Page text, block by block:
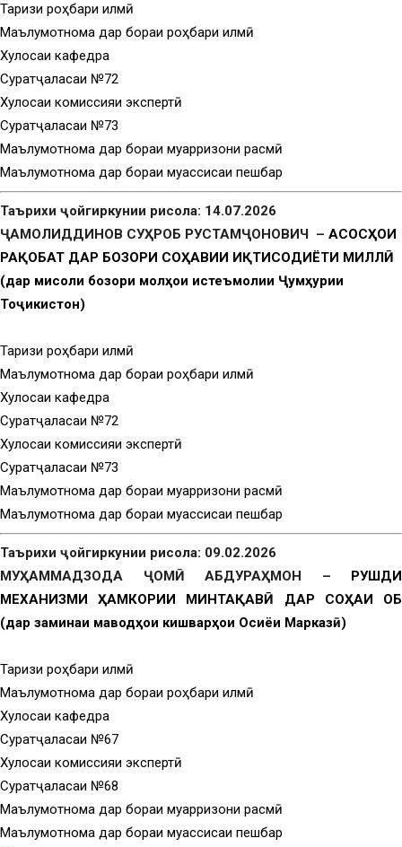
Тақризи роҳбари илмӣ
Маълумотнома дар бораи роҳбари илмӣ
Хулосаи кафедра
Суратҷаласаи №72
Хулосаи комиссияи экспертӣ
Суратҷаласаи №73
Маълумотнома дар бораи муқарризони расмӣ
Маълумотнома дар бораи муассисаи пешбар
Таърихи ҷойгиркунии рисола: 14.07.2026
ҶАМОЛИДДИНОВ СУҲРОБ РУСТАМҶОНОВИЧ – АСОСҲОИ
РАҚОБАТ ДАР БОЗОРИ СОҲАВИИ ИҚТИСОДИЁТИ МИЛЛӢ
(дар мисоли бозори молҳои истеъмолии Ҷумҳурии
Тоҷикистон)
Тақризи роҳбари илмӣ
Маълумотнома дар бораи роҳбари илмӣ
Хулосаи кафедра
Суратҷаласаи №72
Хулосаи комиссияи экспертӣ
Суратҷаласаи №73
Маълумотнома дар бораи муқарризони расмӣ
Маълумотнома дар бораи муассисаи пешбар
Таърихи ҷойгиркунии рисола: 09.02.2026
МУҲАММАДЗОДА ҶОМӢ АБДУРАҲМОН – РУШДИ
МЕХАНИЗМИ ҲАМКОРИИ МИНТАҚАВӢ ДАР СОҲАИ ОБ
(дар заминаи маводҳои кишварҳои Осиёи Марказӣ)
Тақризи роҳбари илмӣ
Маълумотнома дар бораи роҳбари илмӣ
Хулосаи кафедра
Суратҷаласаи №67
Хулосаи комиссияи экспертӣ
Суратҷаласаи №68
Маълумотнома дар бораи муқарризони расмӣ
Маълумотнома дар бораи муассисаи пешбар